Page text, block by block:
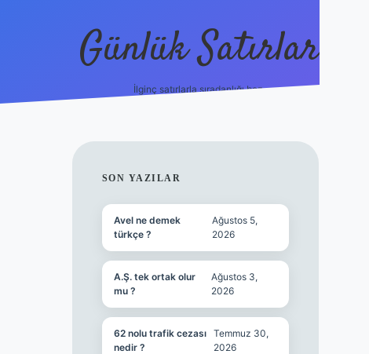
Günlük Satırlar
İlginç satırlarla sıradanlığı boz.
SIDEBAR
SON YAZILAR
Avel ne demek
türkçe ?
Ağustos 5,
2026
A.Ş. tek ortak olur
mu ?
Ağustos 3,
2026
62 nolu trafik cezası
nedir ?
Temmuz 30,
2026
vdcasino